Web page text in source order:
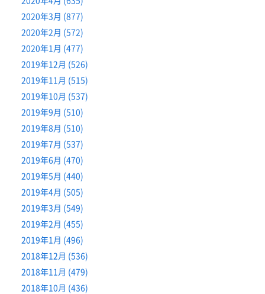
2020年3月 (877)
2020年2月 (572)
2020年1月 (477)
2019年12月 (526)
2019年11月 (515)
2019年10月 (537)
2019年9月 (510)
2019年8月 (510)
2019年7月 (537)
2019年6月 (470)
2019年5月 (440)
2019年4月 (505)
2019年3月 (549)
2019年2月 (455)
2019年1月 (496)
2018年12月 (536)
2018年11月 (479)
2018年10月 (436)